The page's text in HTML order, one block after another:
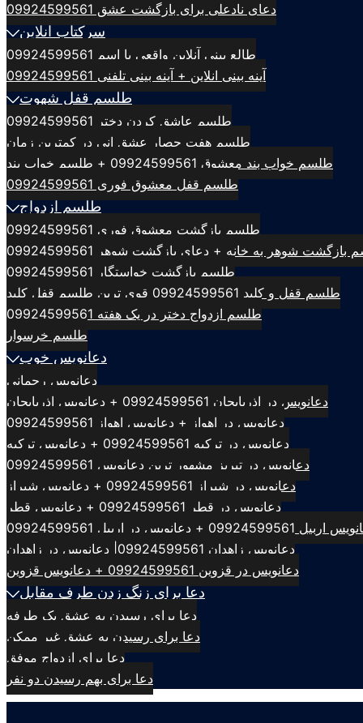
دعای نادعلی برای بازگشت عشق 09924599561
سرکتاب انلاین
طالع بینی آنلاین واقعی با اسم 09924599561
آینه بینی انلاین + آینه بینی تلفنی 09924599561
طلسم قفل شهوت
طلسم عاشق کردن دختر 09924599561
طلسم هفت حصار عشق انی در کمترین زمان
طلسم خواب بند معشوق 09924599561 + طلسم خواب بند
طلسم قفل معشوق فوری 09924599561
طلسم ازدواج
طلسم بازگشت معشوق فوری 09924599561
بازگشت شوهر به خانه + دعای بازگشت شوهر 09924599561
طلسم بازگشت خواستگار 09924599561
طلسم قفل و کلید 09924599561 قوی ترین طلسم قفل کلید
طلسم ازدواج دختر در یک هفته 09924599561
طلسم خرسوار
دعانویس خوب
دعانویس رحمانی
دعانویس در اذربایجان 09924599561 + دعانویس اذربایجان
دعانویس در اهواز + دعانویس اهواز 09924599561
دعانویس در ترکیه 09924599561 + دعانویس ترکیه
دعانویس در تبریز مشهور ترین دعانویس 09924599561
دعانویس در شیراز 09924599561 + دعانویس شیراز
دعانویس در قطر 09924599561 + دعانویس قطر
09924599561 + دعانویس در اربیل 09924599561
دعانویس زاهدان 09924599561| دعانویس در زاهدان
دعانویس در قزوین 09924599561 + دعانویس قزوین
دعا برای زنگ زدن طرف مقابل
دعا برای رسیدن به عشق یک طرفه
دعا برای رسیدن به عشق غیر ممکن
دعا برای ازدواج موفق
دعا برای بهم رسیدن دو نفر